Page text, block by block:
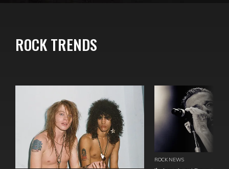
ROCK TRENDS
ROCK NEWS